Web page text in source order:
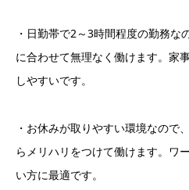
・日勤帯で2～3時間程度の勤務
に合わせて無理なく働けます。家
しやすいです。
・お休みが取りやすい環境なので
らメリハリをつけて働けます。ワ
い方に最適です。